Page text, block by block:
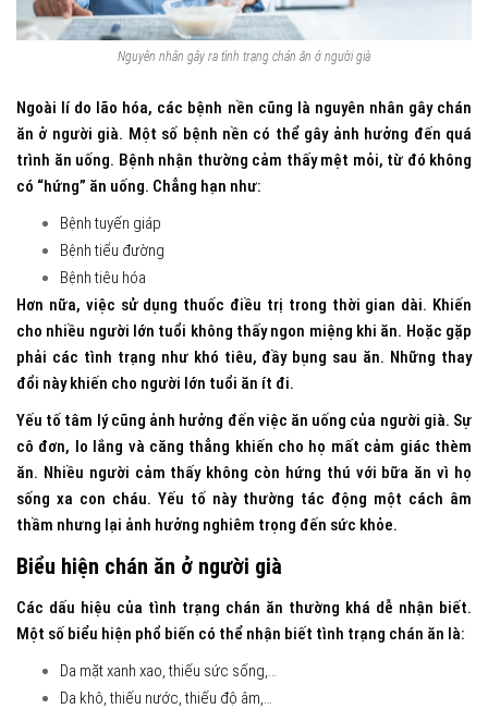
Nguyên nhân gây ra tình trạng chán ăn ở người già
Ngoài lí do lão hóa, các bệnh nền cũng là nguyên nhân gây chán
ăn ở người già. Một số bệnh nền có thể gây ảnh hưởng đến quá
trình ăn uống. Bệnh nhận thường cảm thấy mệt mỏi, từ đó không
có “hứng” ăn uống. Chẳng hạn như:
Bệnh tuyến giáp
Bệnh tiểu đường
Bệnh tiêu hóa
Hơn nữa, việc sử dụng thuốc điều trị trong thời gian dài. Khiến
cho nhiều người lớn tuổi không thấy ngon miệng khi ăn. Hoặc gặp
phải các tình trạng như khó tiêu, đầy bụng sau ăn. Những thay
đổi này khiến cho người lớn tuổi ăn ít đi.
Yếu tố tâm lý cũng ảnh hưởng đến việc ăn uống của người già. Sự
cô đơn, lo lắng và căng thẳng khiến cho họ mất cảm giác thèm
ăn. Nhiều người cảm thấy không còn hứng thú với bữa ăn vì họ
sống xa con cháu. Yếu tố này thường tác động một cách âm
thầm nhưng lại ảnh hưởng nghiêm trọng đến sức khỏe.
Biểu hiện chán ăn ở người già
Các dấu hiệu của tình trạng chán ăn thường khá dễ nhận biết.
Một số biểu hiện phổ biến có thể nhận biết tình trạng chán ăn là:
Da mặt xanh xao, thiếu sức sống,…
Da khô, thiếu nước, thiếu độ âm,…